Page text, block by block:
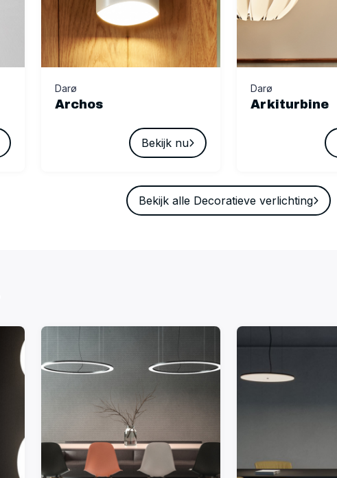
Darø
Archos
Bekijk nu
Darø
Arkiturbine
Bekijk alle Decoratieve verlichting